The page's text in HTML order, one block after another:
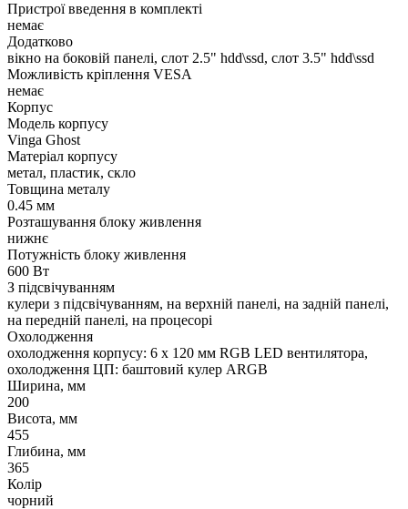
Пристрої введення в комплекті
немає
Додатково
вікно на боковій панелі, слот 2.5" hdd\ssd, слот 3.5" hdd\ssd
Можливість кріплення VESA
немає
Корпус
Модель корпусу
Vinga Ghost
Матеріал корпусу
метал, пластик, скло
Товщина металу
0.45 мм
Розташування блоку живлення
нижнє
Потужність блоку живлення
600 Вт
З підсвічуванням
кулери з підсвічуванням, на верхній панелі, на задній панелі,
на передній панелі, на процесорі
Охолодження
охолодження корпусу: 6 x 120 мм RGB LED вентилятора,
охолодження ЦП: баштовий кулер ARGB
Ширина, мм
200
Висота, мм
455
Глибина, мм
365
Колір
чорний